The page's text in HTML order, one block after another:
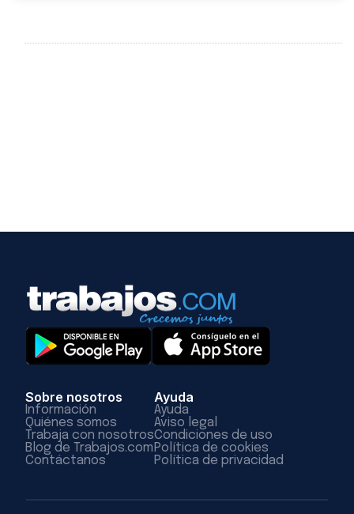
Sobre nosotros
Información
Quiénes somos
Trabaja con nosotros
Blog de Trabajos.com
Contáctanos
Ayuda
Ayuda
Aviso legal
Condiciones de uso
Política de cookies
Política de privacidad